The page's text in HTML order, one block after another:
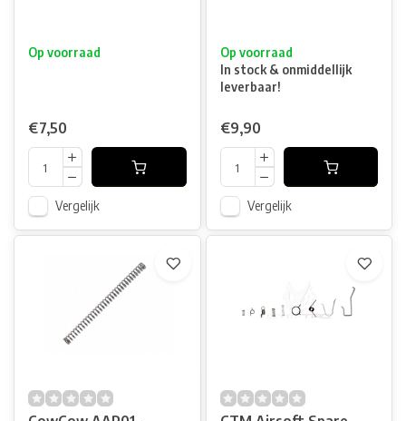
Op voorraad
€7,50
Vergelijk
Op voorraad
In stock & onmiddellijk
leverbaar!
€9,90
Vergelijk